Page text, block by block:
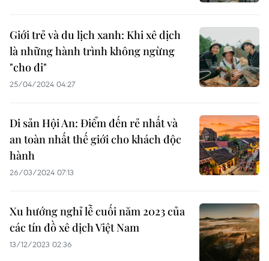
Giới trẻ và du lịch xanh: Khi xê dịch
là những hành trình không ngừng
"cho đi"
25/04/2024 04:27
Di sản Hội An: Điểm đến rẻ nhất và
an toàn nhất thế giới cho khách độc
hành
26/03/2024 07:13
Xu hướng nghỉ lễ cuối năm 2023 của
các tín đồ xê dịch Việt Nam
13/12/2023 02:36